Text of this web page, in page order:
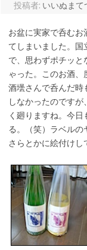
投稿者: いいぬまて
お盆に実家で呑むお
てしまいました。国
で、思わずポチッと
ゃった。このお酒、
酒壜さんで呑んだ時
しなかったのです
く廻りますね。今
る。（笑）ラベル
さらとかに絵付けし